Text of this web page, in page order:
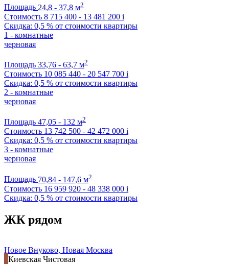
Площадь 24,8 - 37,8 м2
Стоимость 8 715 400 - 13 481 200 i
Скидка: 0,5 % от стоимости квартиры
1 - комнатные
черновая
Площадь 33,76 - 63,7 м2
Стоимость 10 085 440 - 20 547 700 i
Скидка: 0,5 % от стоимости квартиры
2 - комнатные
черновая
Площадь 47,05 - 132 м2
Стоимость 13 742 500 - 42 472 000 i
Скидка: 0,5 % от стоимости квартиры
3 - комнатные
черновая
Площадь 70,84 - 147,6 м2
Стоимость 16 959 920 - 48 338 000 i
Скидка: 0,5 % от стоимости квартиры
ЖК рядом
Новое Внуково, Новая Москва
Киевская Чистовая